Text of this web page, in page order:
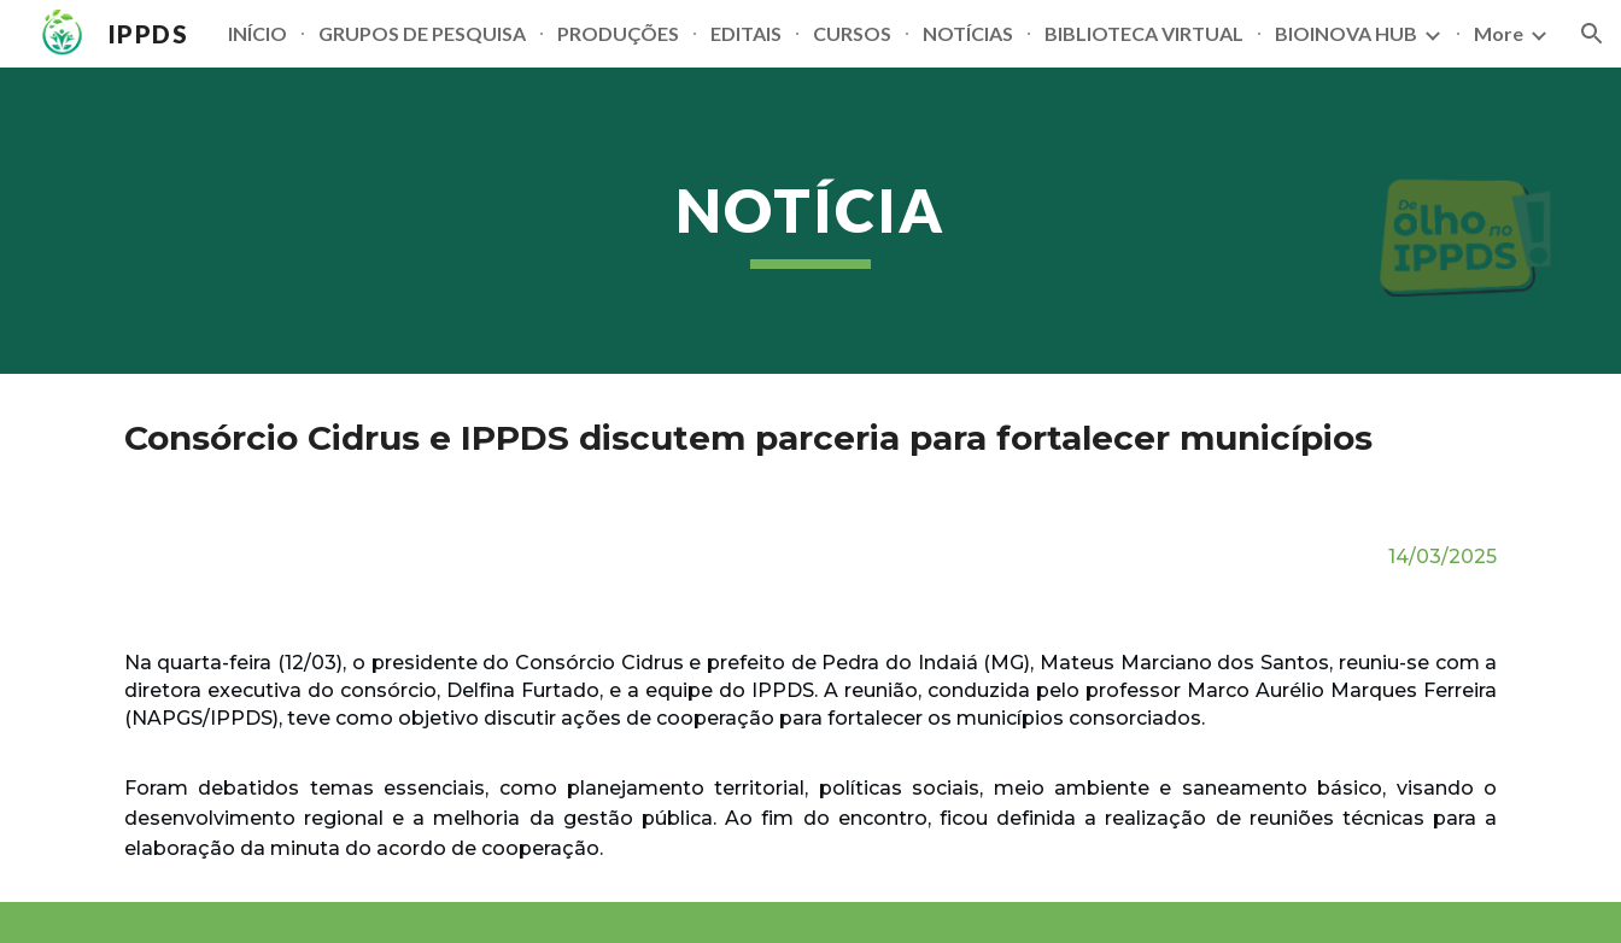
Skip to main content Skip to navigation
IPPDS INÍCIO GRUPOS DE PESQUISA PRODUÇÕES EDITAIS CURSOS NOTÍCIAS BIBLIOTECA VIRTUAL BIOINOVA HUB More
NOTÍCIA
Consórcio Cidrus e IPPDS discutem parceria para fortalecer municípios
14/03/2025
Na quarta-feira (12/03), o presidente do Consórcio Cidrus e prefeito de Pedra do Indaiá (MG), Mateus Marciano dos Santos, reuniu-se com a
diretora executiva do consórcio, Delfina Furtado, e a equipe do IPPDS. A reunião, conduzida pelo professor Marco Aurélio Marques Ferreira
(NAPGS/IPPDS), teve como objetivo discutir ações de cooperação para fortalecer os municípios consorciados.
Foram debatidos temas essenciais, como planejamento territorial, políticas sociais, meio ambiente e saneamento básico, visando o
desenvolvimento regional e a melhoria da gestão pública. Ao fim do encontro, ficou definida a realização de reuniões técnicas para a
elaboração da minuta do acordo de cooperação.